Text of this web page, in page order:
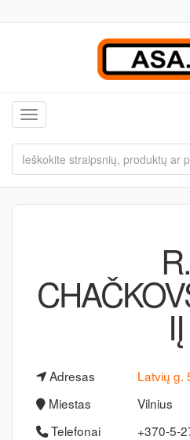
Toggle navigation
R.
IĮ
Adresas
Latvių g.
Miestas
Vilnius
Telefonai
+370-5-